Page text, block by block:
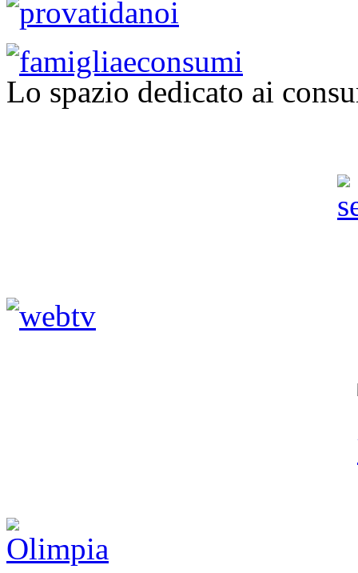
Lo spazio dedicato ai